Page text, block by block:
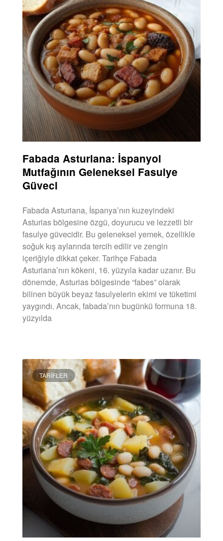
Fabada Asturiana: İspanyol
Mutfağının Geleneksel Fasulye
Güveci
Fabada Asturiana, İspanya’nın kuzeyindeki
Asturias bölgesine özgü, doyurucu ve lezzetli bir
fasulye güvecidir. Bu geleneksel yemek, özellikle
soğuk kış aylarında tercih edilir ve zengin
içeriğiyle dikkat çeker. Tarihçe Fabada
Asturiana’nın kökeni, 16. yüzyıla kadar uzanır. Bu
dönemde, Asturias bölgesinde “fabes” olarak
bilinen büyük beyaz fasulyelerin ekimi ve tüketimi
yaygındı. Ancak, fabada’nın bugünkü formuna 18.
yüzyılda
TARIFLER